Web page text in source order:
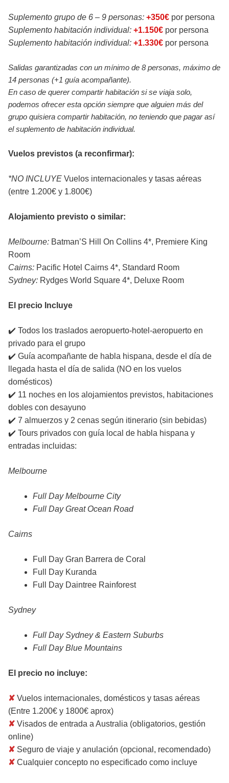
Suplemento grupo de 6 – 9 personas: +350€ por persona
Suplemento habitación individual: +1.150€ por persona
Suplemento habitación individual: +1.330€ por persona
Salidas garantizadas con un mínimo de 8 personas, máximo de
14 personas (+1 guía acompañante).
En caso de querer compartir habitación si se viaja solo,
podemos ofrecer esta opción siempre que alguien más del
grupo quisiera compartir habitación, no teniendo que pagar así
el suplemento de habitación individual.
Vuelos previstos (a reconfirmar):
*NO INCLUYE Vuelos internacionales y tasas aéreas
(entre 1.200€ y 1.800€)
Alojamiento previsto o similar:
Melbourne: Batman’S Hill On Collins 4*, Premiere King
Room
Cairns: Pacific Hotel Cairns 4*, Standard Room
Sydney: Rydges World Square 4*, Deluxe Room
El precio Incluye
✔️ Todos los traslados aeropuerto-hotel-aeropuerto en
privado para el grupo
✔️ Guía acompañante de habla hispana, desde el día de
llegada hasta el día de salida (NO en los vuelos
domésticos)
✔️ 11 noches en los alojamientos previstos, habitaciones
dobles con desayuno
✔️ 7 almuerzos y 2 cenas según itinerario (sin bebidas)
✔️ Tours privados con guía local de habla hispana y
entradas incluidas:
Melbourne
Full Day Melbourne City
Full Day Great Ocean Road
Cairns
Full Day Gran Barrera de Coral
Full Day Kuranda
Full Day Daintree Rainforest
Sydney
Full Day Sydney & Eastern Suburbs
Full Day Blue Mountains
El precio no incluye:
✘ Vuelos internacionales, domésticos y tasas aéreas
(Entre 1.200€ y 1800€ aprox)
✘ Visados de entrada a Australia (obligatorios, gestión
online)
✘ Seguro de viaje y anulación (opcional, recomendado)
✘ Cualquier concepto no especificado como incluye